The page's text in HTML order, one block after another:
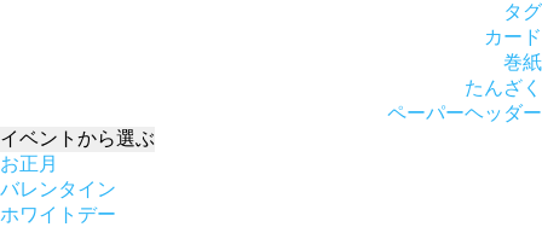
タグ
カード
巻紙
たんざく
ペーパーヘッダー
イベント から選ぶ
お正月
バレンタイン
ホワイトデー